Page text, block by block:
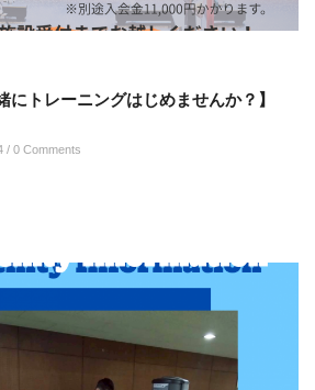
にトレーニングはじめませんか？】
/ 0 Comments